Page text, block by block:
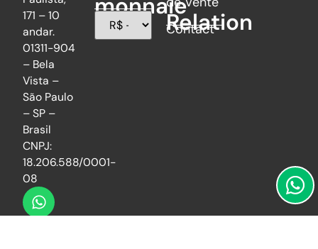
171 – 10
andar.
01311-904
– Bela
Vista –
São Paulo
– SP –
Brasil
CNPJ:
18.206.588/0001-
08
monnaie
Relation
Contact